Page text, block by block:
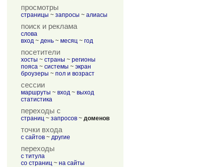
просмотры
страницы ~ запросы ~ алиасы
поиск и реклама
слова
вход ~ день ~ месяц ~ год
посетители
хосты ~ страны ~ регионы
пояса ~ системы ~ экран
броузеры ~ пол и возраст
сессии
маршруты ~ вход ~ выход
статистика
переходы с
страниц ~ запросов ~ доменов
точки входа
с сайтов ~ другие
переходы
с титула
со страниц ~ на сайты